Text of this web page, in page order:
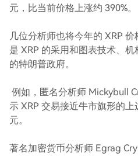
元，比当前价格上涨约 390%。
几位分析师也将今年的 XRP
是 XRP 的采用和图表技术、
的特朗普政府。
例如，匿名分析师 Mickybull
示 XRP 交易接近牛市旗形的
元。
著名加密货币分析师 Egrag